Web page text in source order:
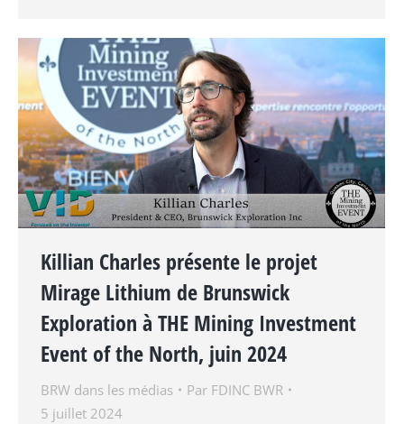
Killian Charles présente le projet
Mirage Lithium de Brunswick
Exploration à THE Mining Investment
Event of the North, juin 2024
BRW dans les médias Par FDINC BWR
5 juillet 2024